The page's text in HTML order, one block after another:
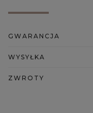
GWARANCJA
WYSYŁKA
ZWROTY